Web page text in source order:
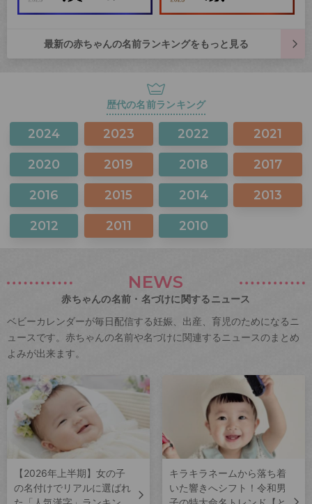
最新の赤ちゃんの名前ランキングをもっと見る
歴代の名前ランキング
2024 2023 2022 2021
2020 2019 2018 2017
2016 2015 2014 2013
2012 2011 2010
NEWS
赤ちゃんの名前・名づけに関するニュース
ベビーカレンダーが毎日配信する妊娠、出産、育児のためになるニ
ュースです。赤ちゃんの名前や名づけに関連するニュースのまとめ
よみが出来ます。
【2026年上半期】女の子
の名付けでリアルに選ばれ
キラキラネームから落ち着
いた響きへシフト！令和男